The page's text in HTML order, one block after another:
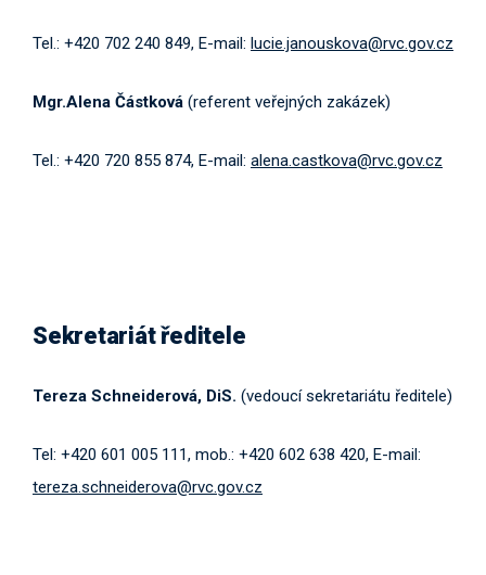
Tel.: +420 702 240 849, E-mail: lucie.janouskova@rvc.gov.cz
Mgr.Alena Částková (referent veřejných zakázek)
Tel.: +420 720 855 874, E-mail: alena.castkova@rvc.gov.cz
Sekretariát ředitele
Tereza Schneiderová, DiS. (vedoucí sekretariátu ředitele)
Tel: +420 601 005 111, mob.: +420 602 638 420, E-mail:
tereza.schneiderova@rvc.gov.cz